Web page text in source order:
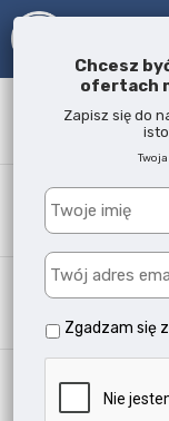
Lokalizacja
Każda
Typ nieruchomości
Wszystkie typy
Każda
Chcesz
ofertach
Zapisz się do
Zgadzam się